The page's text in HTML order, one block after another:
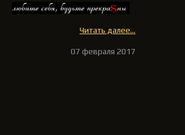
Читать далее...
07 февраля 2017